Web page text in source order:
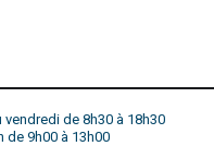
vendredi de 8h30 à 18h30
de 9h00 à 13h00